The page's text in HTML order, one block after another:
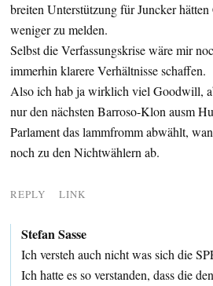
breiten Unterstützung für Juncker
weniger zu melden.
Selbst die Verfassungskrise wäre mir
immerhin klarere Verhältnisse schaffen.
Also ich hab ja wirklich viel Goodwill,
nur den nächsten Barroso-Klon ausm
Parlament das lammfromm abwählt,
noch zu den Nichtwählern ab.
REPLY LINK
Stefan Sasse
Ich versteh auch nicht was sich die
Ich hatte es so verstanden, dass die